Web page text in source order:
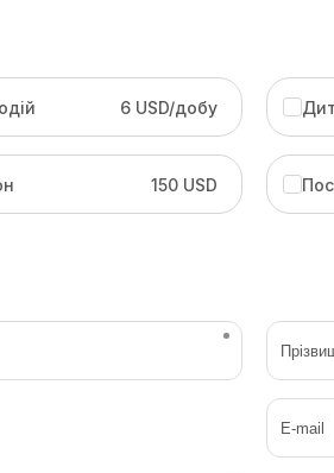
6 USD/добу
150 USD